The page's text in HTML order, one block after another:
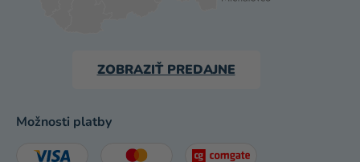
ZOBRAZIŤ PREDAJNE
Možnosti platby